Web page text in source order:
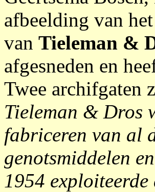
afbeelding van
van Tieleman &
afgesneden en
Twee archifgaten
Tieleman & Dros
fabriceren van al
genotsmiddelen
1954